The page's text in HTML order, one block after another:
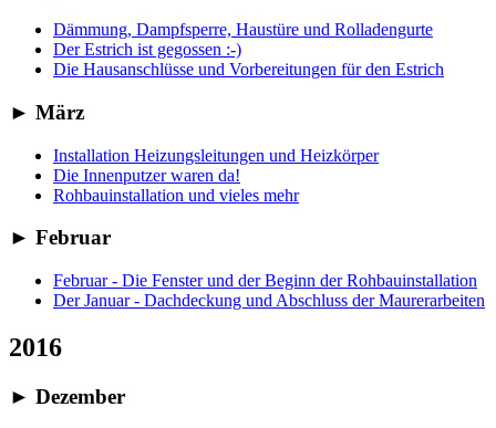
Dämmung, Dampfsperre, Haustüre und Rolladengurte
Der Estrich ist gegossen :-)
Die Hausanschlüsse und Vorbereitungen für den Estrich
► März
Installation Heizungsleitungen und Heizkörper
Die Innenputzer waren da!
Rohbauinstallation und vieles mehr
► Februar
Februar - Die Fenster und der Beginn der Rohbauinstallation
Der Januar - Dachdeckung und Abschluss der Maurerarbeiten
2016
► Dezember